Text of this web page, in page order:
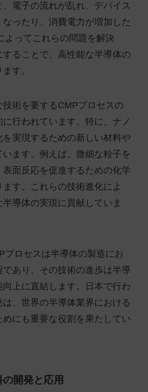
、電子の流れが乱れ、デバイス
ったり、消費電力が増加した
よってこれらの問題を解決
することで、高性能な半導体の
す。
技術を要するCMPプロセスの
行われています。特に、ナノ
を実現するための新しい材料や
ます。例えば、微細な粒子を
表面反応を促進するための化学
す。これらの技術進化によ
半導体の実現に貢献していま
プロセスは半導体の製造にお
あり、その技術の進歩は半導
上に直結します。日本で行わ
、世界の半導体業界における
にも重要な役割を果たしてい
開発と応用